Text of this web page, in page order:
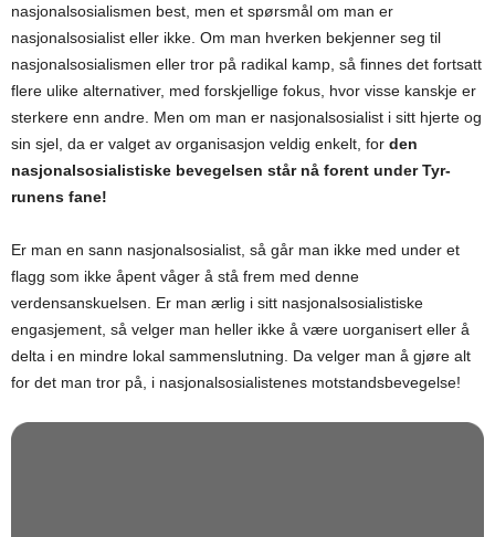
nasjonalsosialismen best, men et spørsmål om man er
nasjonalsosialist eller ikke. Om man hverken bekjenner seg til
nasjonalsosialismen eller tror på radikal kamp, så finnes det fortsatt
flere ulike alternativer, med forskjellige fokus, hvor visse kanskje er
sterkere enn andre. Men om man er nasjonalsosialist i sitt hjerte og
sin sjel, da er valget av organisasjon veldig enkelt, for den
nasjonalsosialistiske bevegelsen står nå forent under Tyr-
runens fane!
Er man en sann nasjonalsosialist, så går man ikke med under et
flagg som ikke åpent våger å stå frem med denne
verdensanskuelsen. Er man ærlig i sitt nasjonalsosialistiske
engasjement, så velger man heller ikke å være uorganisert eller å
delta i en mindre lokal sammenslutning. Da velger man å gjøre alt
for det man tror på, i nasjonalsosialistenes motstandsbevegelse!